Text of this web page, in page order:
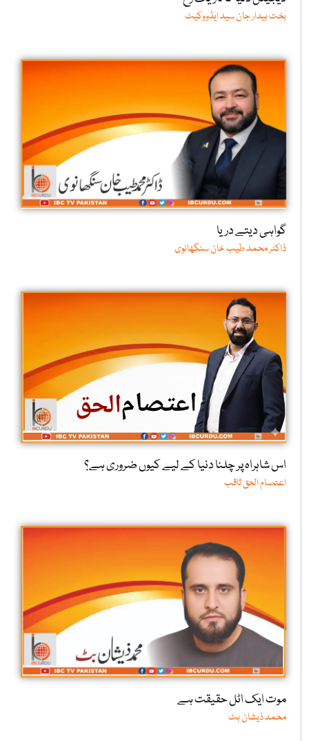
بخت بیدار جان سید ایڈووکیٹ
گواہی دیتے دریا
ڈاکٹر محمد طیب خان سنگھانوی
اس شاہراہ پر چلنا دنیا کے لیے کیوں ضروری ہے؟
اعتصام الحق ثاقب
موت ایک اٹل حقیقت ہے
محمد ذیشان بٹ